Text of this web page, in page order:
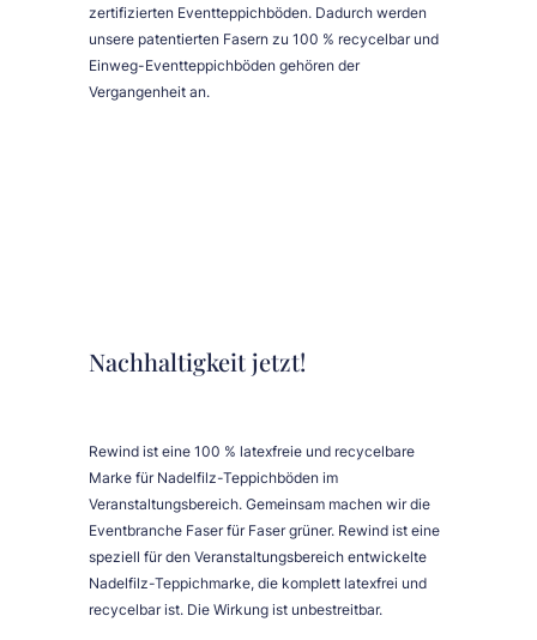
zertifizierten Eventteppichböden. Dadurch werden
unsere patentierten Fasern zu 100 % recycelbar und
Einweg-Eventteppichböden gehören der
Vergangenheit an.
Nachhaltigkeit jetzt!
Rewind ist eine 100 % latexfreie und recycelbare
Marke für Nadelfilz-Teppichböden im
Veranstaltungsbereich. Gemeinsam machen wir die
Eventbranche Faser für Faser grüner. Rewind ist eine
speziell für den Veranstaltungsbereich entwickelte
Nadelfilz-Teppichmarke, die komplett latexfrei und
recycelbar ist. Die Wirkung ist unbestreitbar.